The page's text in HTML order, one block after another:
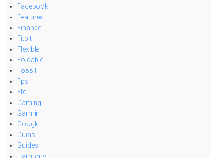
Facebook
Features
Finance
Fitbit
Flexible
Foldable
Fossil
Fps
Ftc
Gaming
Garmin
Google
Guias
Guides
Harmony